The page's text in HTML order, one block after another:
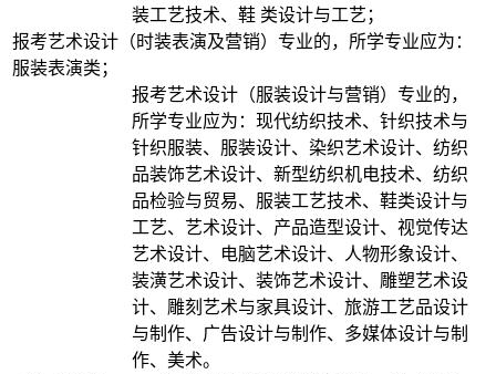
装工艺技术、鞋 类设计与工艺；
报考艺术设计（时装表演及营销）专业的，所学专业应为：
服装表演类；
报考艺术设计（服装设计与营销）专业的，
所学专业应为：现代纺织技术、针织技术与
针织服装、服装设计、染织艺术设计、纺织
品装饰艺术设计、新型纺织机电技术、纺织
品检验与贸易、服装工艺技术、鞋类设计与
工艺、艺术设计、产品造型设计、视觉传达
艺术设计、电脑艺术设计、人物形象设计、
装潢艺术设计、装饰艺术设计、雕塑艺术设
计、雕刻艺术与家具设计、旅游工艺品设计
与制作、广告设计与制作、多媒体设计与制
作、美术。